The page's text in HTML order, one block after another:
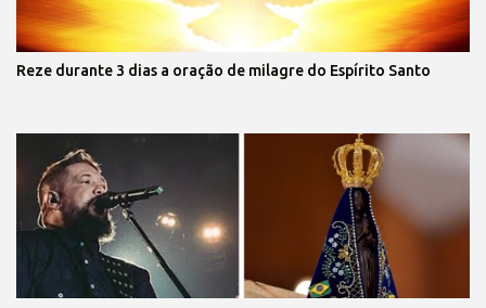
Reze durante 3 dias a oração de milagre do Espírito Santo